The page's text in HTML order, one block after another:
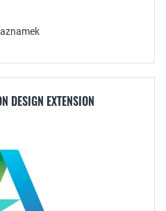
DESIGN EXTENSION